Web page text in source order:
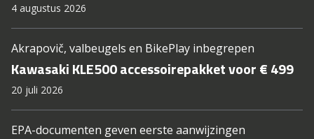
4 augustus 2026
Akrapovič, valbeugels en BikePlay inbegrepen
Kawasaki KLE500 accessoirepakket voor € 499
20 juli 2026
EPA-documenten geven eerste aanwijzingen